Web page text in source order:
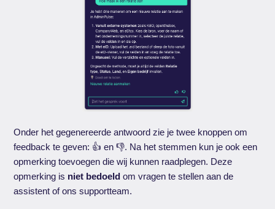
Onder het gegenereerde antwoord zie je twee knoppen om
feedback te geven: 👍 en 👎. Na het stemmen kun je ook een
opmerking toevoegen die wij kunnen raadplegen. Deze
opmerking is niet bedoeld om vragen te stellen aan de
assistent of ons supportteam.